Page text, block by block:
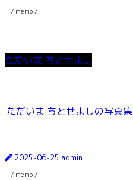
/ memo /
ただいま ちとせよ...
ただいま ちとせよしの写真集
2025-06-25 admin
/ memo /